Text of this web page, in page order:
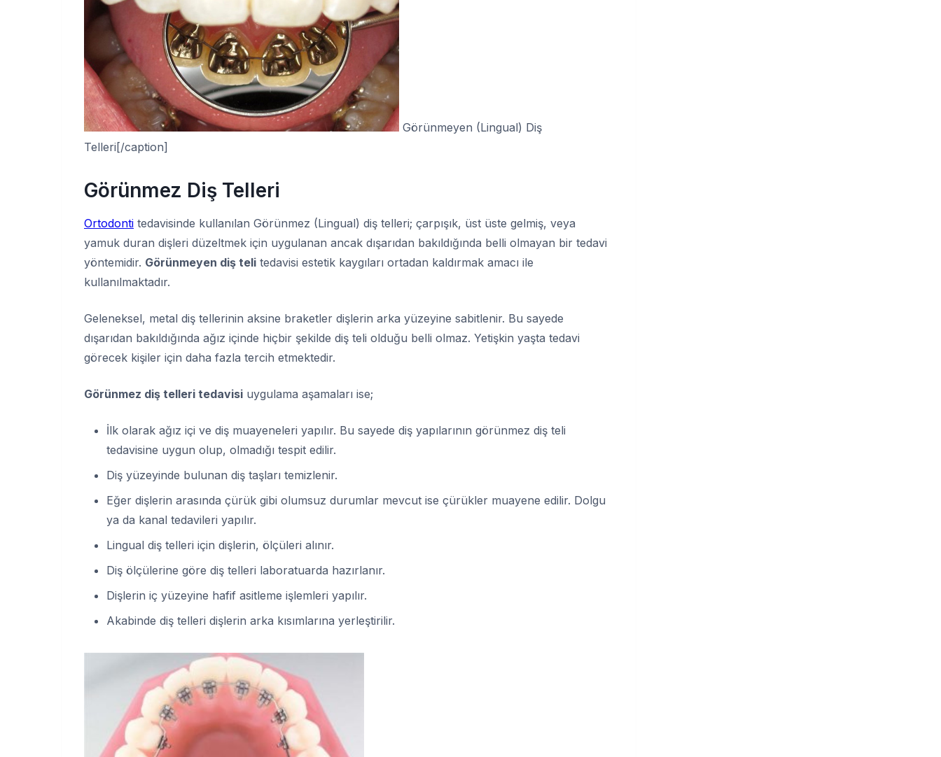
Görünmeyen (Lingual) Diş
Telleri[/caption]
Görünmez Diş Telleri
Ortodonti tedavisinde kullanılan Görünmez (Lingual) diş telleri; çarpışık, üst üste gelmiş, veya
yamuk duran dişleri düzeltmek için uygulanan ancak dışarıdan bakıldığında belli olmayan bir tedavi
yöntemidir. Görünmeyen diş teli tedavisi estetik kaygıları ortadan kaldırmak amacı ile
kullanılmaktadır.
Geleneksel, metal diş tellerinin aksine braketler dişlerin arka yüzeyine sabitlenir. Bu sayede
dışarıdan bakıldığında ağız içinde hiçbir şekilde diş teli olduğu belli olmaz. Yetişkin yaşta tedavi
görecek kişiler için daha fazla tercih etmektedir.
Görünmez diş telleri tedavisi uygulama aşamaları ise;
İlk olarak ağız içi ve diş muayeneleri yapılır. Bu sayede diş yapılarının görünmez diş teli
tedavisine uygun olup, olmadığı tespit edilir.
Diş yüzeyinde bulunan diş taşları temizlenir.
Eğer dişlerin arasında çürük gibi olumsuz durumlar mevcut ise çürükler muayene edilir. Dolgu
ya da kanal tedavileri yapılır.
Lingual diş telleri için dişlerin, ölçüleri alınır.
Diş ölçülerine göre diş telleri laboratuarda hazırlanır.
Dişlerin iç yüzeyine hafif asitleme işlemleri yapılır.
Akabinde diş telleri dişlerin arka kısımlarına yerleştirilir.